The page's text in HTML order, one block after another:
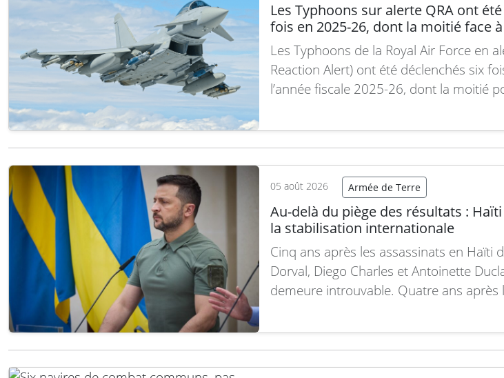
Les Typhoons sur alerte QRA ont
fois en 2025-26, dont la moitié face
Les Typhoons de la Royal Air Force en
Reaction Alert) ont été déclenchés six
l’année fiscale 2025-26, dont la moitié
l’OTAN, selon le ministère britannique
chiffres figurent dans…Lire la suite
05 août 2026 Armée de Terre
Au-delà du piège des résultats : Haïti
la stabilisation internationale
Cinq ans après les assassinats en Haïti
Dorval, Diego Charles et Antoinette
demeure introuvable. Quatre ans après
partiellement élucidée. Pourtant, les
internationaux sur Haïti continuent de
résultats quantifiables : ateliers sur le…